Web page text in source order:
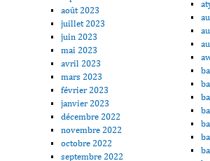
août 2023
juillet 2023
juin 2023
mai 2023
avril 2023
mars 2023
février 2023
janvier 2023
décembre 2022
novembre 2022
octobre 2022
septembre 2022